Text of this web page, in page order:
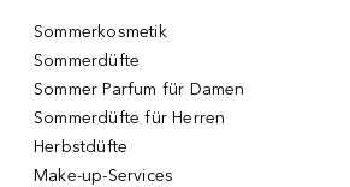
Sommerkosmetik
Sommerdüfte
Sommer Parfum für Damen
Sommerdüfte für Herren
Herbstdüfte
Make-up-Services